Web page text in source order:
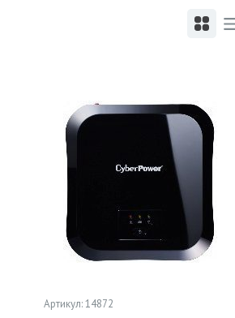
Артикул: 14872